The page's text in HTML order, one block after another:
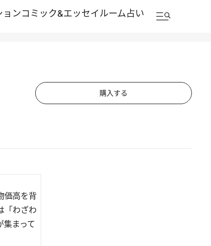
ョンコミック&エッセイルーム占い
購入する
価高を背
「わざわ
集まって